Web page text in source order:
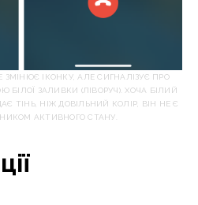
ІКОНКУ, АЛЕ СИГНАЛІЗУЄ ПРО
ЗАЛИВКИ (ЛІВОРУЧ). ХОЧА БІЛИЙ
ТІНЬ, НІЖ ДОВІЛЬНИЙ КОЛІР, ВІН НЕ Є
АКТИВНОГО СТАНУ.